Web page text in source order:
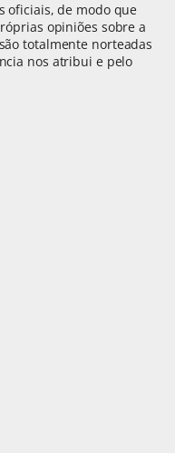
oficiais, de modo que
opiniões sobre a
totalmente norteadas
nos atribui e pelo